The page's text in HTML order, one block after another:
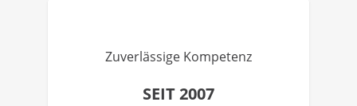
Zuverlässige Kompetenz
SEIT 2007